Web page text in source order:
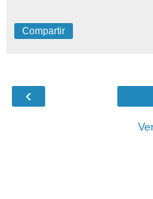
Compartir
‹